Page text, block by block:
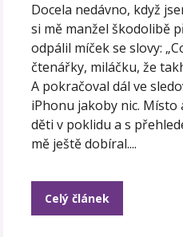
Docela nedávno, když
si mě manžel škodolibě
odpálil míček se slovy:
čtenářky, miláčku, že
A pokračoval dál ve
iPhonu jakoby nic.
děti v poklidu a s
mě ještě dobíral....
Celý článek